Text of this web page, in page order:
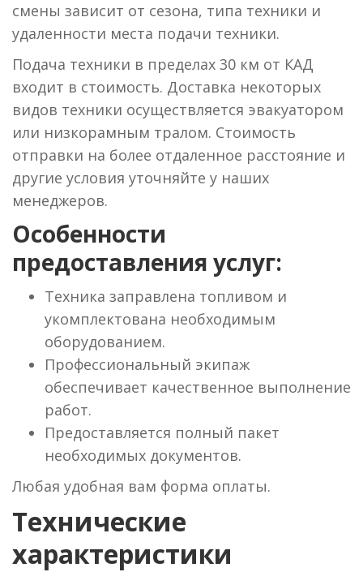
смены зависит от сезона, типа техники и
удаленности места подачи техники.
Подача техники в пределах 30 км от КАД
входит в стоимость. Доставка некоторых
видов техники осуществляется эвакуатором
или низкорамным тралом. Стоимость
отправки на более отдаленное расстояние и
другие условия уточняйте у наших
менеджеров.
Особенности
предоставления услуг:
Техника заправлена топливом и
укомплектована необходимым
оборудованием.
Профессиональный экипаж
обеспечивает качественное выполнение
работ.
Предоставляется полный пакет
необходимых документов.
Любая удобная вам форма оплаты.
Технические
характеристики